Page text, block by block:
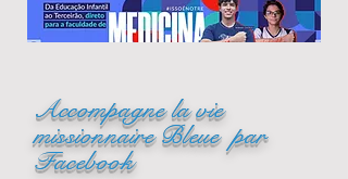
Accompagne la vie
missionnaire Bleue par
Facebook